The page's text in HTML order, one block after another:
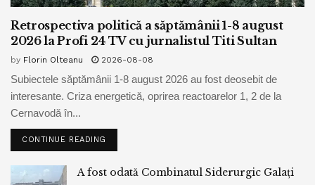
Retrospectiva politică a săptămânii 1-8 august
2026 la Profi 24 TV cu jurnalistul Titi Sultan
by Florin Olteanu 2026-08-08
Subiectele săptămânii 1-8 august 2026 au fost deosebit de
interesante. Criza energetică, oprirea reactoarelor 1, 2 de la
Cernavodă în...
CONTINUE READING
A fost odată Combinatul Siderurgic Galați